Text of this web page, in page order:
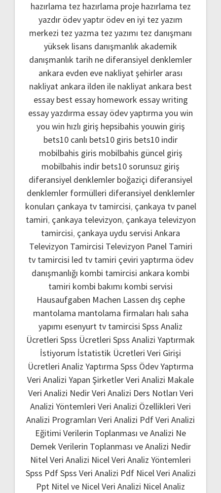
hazırlama tez hazırlama proje hazırlama tez
yazdır ödev yaptır ödev en iyi tez yazım
merkezi tez yazma tez yazımı tez danışmanı
yüksek lisans danışmanlık akademik
danışmanlık tarih ne diferansiyel denklemler
ankara evden eve nakliyatşehirler arası
nakliyat ankara ilden ile nakliyat ankara best
essay best essay homework essay writing
essay yazdırma essay ödev yaptırma you win
you win hızlı giriş hepsibahis youwin giriş
bets10 canlı bets10 giris bets10 indir
mobilbahis giris mobilbahis güncel giriş
mobilbahis indir bets10 sorunsuz giriş
diferansiyel denklemler boğaziçi diferansiyel
denklemler formülleri diferansiyel denklemler
konuları çankaya tv tamircisi, çankaya tv panel
tamiri, çankaya televizyon, çankaya televizyon
tamircisi, çankaya uydu servisi Ankara
Televizyon Tamircisi Televizyon Panel Tamiri
tv tamircisi led tv tamiri çeviri yaptırma ödev
danışmanlığı kombi tamircisi ankara kombi
tamiri kombi bakımı kombi servisi
Hausaufgaben Machen Lassen dış cephe
mantolama mantolama firmaları halı saha
yapımı esenyurt tv tamircisi Spss Analiz
Ücretleri Spss Ücretleri Spss Analizi Yaptırmak
İstiyorum İstatistik Ücretleri Veri Girişi
Ücretleri Analiz Yaptırma Spss Ödev Yaptırma
Veri Analizi Yapan ŞirketlerVeri Analizi Makale
Veri Analizi NedirVeri Analizi Ders Notları Veri
Analizi Yöntemleri Veri Analizi Özellikleri Veri
Analizi Programları Veri Analizi PdfVeri Analizi
Eğitimi Verilerin Toplanması ve Analizi Ne
Demek Verilerin Toplanması ve Analizi Nedir
Nitel Veri Analizi Nicel Veri Analiz Yöntemleri
Spss PdfSpss Veri Analizi Pdf Nicel Veri Analizi
Ppt Nitel ve Nicel Veri Analizi Nicel Analiz